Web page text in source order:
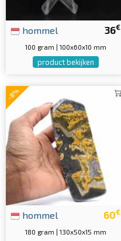
36€
hommel
100 gram | 100x60x10 mm
product bekijken
-8%
60€
hommel
180 gram | 130x50x15 mm